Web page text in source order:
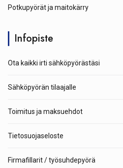
Potkupyörät ja maitokärry
Infopiste
Ota kaikki irti sähköpyörästäsi
Sähköpyörän tilaajalle
Toimitus ja maksuehdot
Tietosuojaseloste
Firmafillarit / työsuhdepyörä